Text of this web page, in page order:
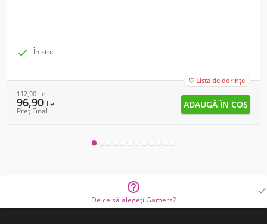
 În stoc
 Lista de dorințe
112,90Lei
96,90 Lei
Preț Final

De ce să alegeți Gamers?
